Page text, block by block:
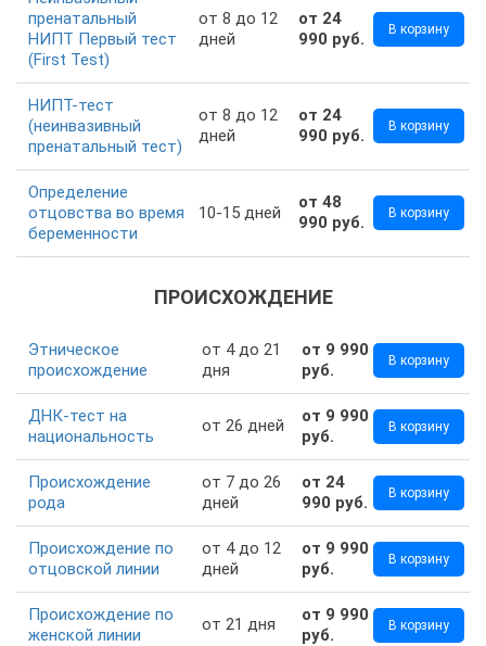
пренатальный
НИПТ Первый тест
(First Test)
от 8 до 12
дней
от 24
990 руб.
В корзину
НИПТ-тест
(неинвазивный
пренатальный тест)
от 8 до 12
дней
от 24
990 руб.
В корзину
Определение
отцовства во время
беременности
10-15 дней
от 48
990 руб.
В корзину
ПРОИСХОЖДЕНИЕ
Этническое
происхождение
от 4 до 21
дня
от 9 990
руб.
В корзину
ДНК-тест на
национальность
от 26 дней
от 9 990
руб.
В корзину
Происхождение
рода
от 7 до 26
дней
от 24
990 руб.
В корзину
Происхождение по
отцовской линии
от 4 до 12
дней
от 9 990
руб.
В корзину
Происхождение по
женской линии
от 21 дня
от 9 990
руб.
В корзину